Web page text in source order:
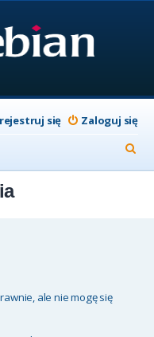
Zaloguj się
się
z
ale nie mogę się